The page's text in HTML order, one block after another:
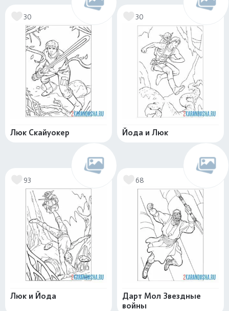
30
Люк Скайуокер
30
Йода и Люк
93
Люк и Йода
68
Дарт Мол Звездные
войны